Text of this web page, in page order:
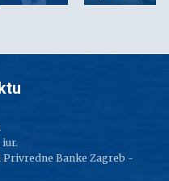
Privredne Banke Zagreb -